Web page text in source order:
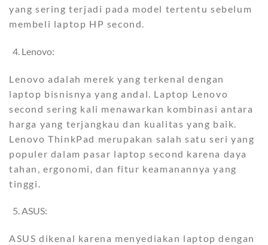
yang sering terjadi pada model tertentu sebelum
membeli laptop HP second.
Lenovo:
Lenovo adalah merek yang terkenal dengan
laptop bisnisnya yang andal. Laptop Lenovo
second sering kali menawarkan kombinasi antara
harga yang terjangkau dan kualitas yang baik.
Lenovo ThinkPad merupakan salah satu seri yang
populer dalam pasar laptop second karena daya
tahan, ergonomi, dan fitur keamanannya yang
tinggi.
ASUS:
ASUS dikenal karena menyediakan laptop dengan